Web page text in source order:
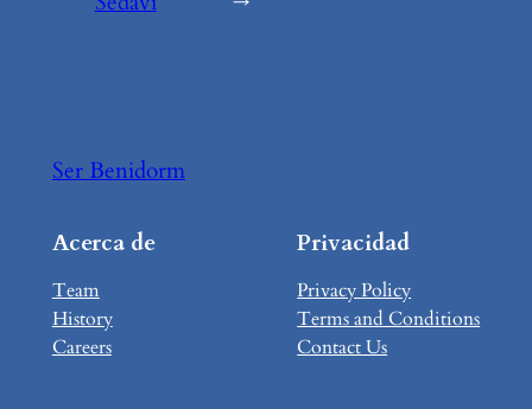
Ser Benidorm
Acerca de
Team
History
Careers
Privacidad
Privacy Policy
Terms and Conditions
Contact Us